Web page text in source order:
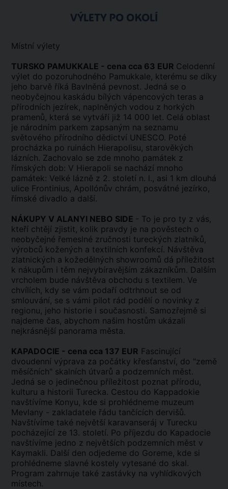
VÝLETY PO OKOLÍ
Místní výlety
TURSKO PAMUKKALE - cena cca 63 EUR Celodenní
výlet do pozoruhodného Pamukkale, kterému se díky
jeho barvě říká Bavlněná pevnost. Jedná se o
neobyčejnou kaskádu bílých vápencových teras a
přírodních jezírek, naplněných vodou z horkých
pramenů, která se vytváří již 14 000 let. Celá oblast
je národním parkem zapsaným na seznamu
světového přírodního dědictví UNESCO. Poté
procházka po ruinách Hierapolisu, starověkých
lázních. Zachovalo se zde mnoho památek z
římských dob: V Hierapoli se nachází mnoho
památek: Velké lázně z 2. století n. l., asi 1 km dlouhá
ulice Frontinius, Apollónův chrám, posvátné jezírko,
římské divadlo a další.
NÁKUPY V ALANYI NEBO SIDE - To je pro ty z vás,
kteří chtějí zjistit, kolik pravdy je na pověstech o
neobyčejné řemeslné zručnosti tureckých zlatníků,
výrobců kožených a textilních konfekcí. Návštěva
zlatnických a kožedělných showroomů dá příležitost
k nákupům i těm nejvybíravějším zákazníkům. Dalším
vrcholem bude návštěva obchodu s textilem. Ve
chvílích, kdy se vám podaří odtrhnout se od
smlouvání, se s vámi pilot rád podělí o novinky z
regionu, jeho historie i současnosti. Samozřejmě si
najdeme čas, abychom našim hostům ukázali
nejkrásnější panorama města.
KAPADOCIE - cena cca 137 EUR Fascinující
dvoudenní výprava za počátky křesťanství, do "země
měsíčních" skalních útvarů a podzemních měst.
Jedná se o jedinečnou příležitost poznat přírodu,
kulturu a historii Turecka. Cestou do Kappadokie
navštívíme Konyu, kde si prohlédneme muzeum
Mevlany - zakladatele řádu tančících dervišů.
Navštívíme také největší karavanseráj v Turecku
pocházející ze 13. století. Po příjezdu do Kapadocie
navštívíme jedno z největších podzemních měst v
Kaymakli. Další den odjedeme do Goreme, kde si
prohlédneme slavné kostely vytesané do skal.
Program zahrnuje také zastávky na vyhlídkových
místech.